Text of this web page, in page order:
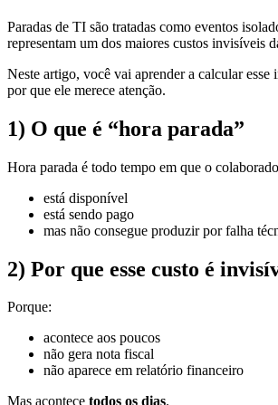
Paradas de TI são tratadas como eventos
representam um dos maiores custos invisíveis
Neste artigo, você vai aprender a calcular esse
por que ele merece atenção.
1) O que é “hora parada”
Hora parada é todo tempo em que o
está disponível
está sendo pago
mas não consegue produzir por falha
2) Por que esse custo é
Porque:
acontece aos poucos
não gera nota fiscal
não aparece em relatório financeiro
Mas acontece todos os dias.